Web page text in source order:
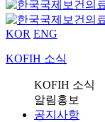
KOR ENG
KOFIH 소식
KOFIH 소식
알림홍보
공지사항